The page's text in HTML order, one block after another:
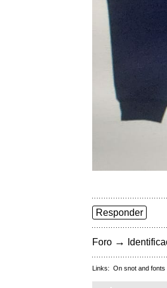
Responder
Foro →
Links: On snot and fonts